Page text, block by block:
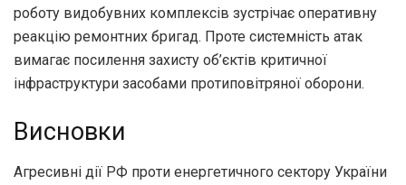
роботу видобувних комплексів зустрічає оперативну
реакцію ремонтних бригад. Проте системність атак
вимагає посилення захисту об’єктів критичної
інфраструктури засобами протиповітряної оборони.
Висновки
Агресивні дії РФ проти енергетичного сектору України